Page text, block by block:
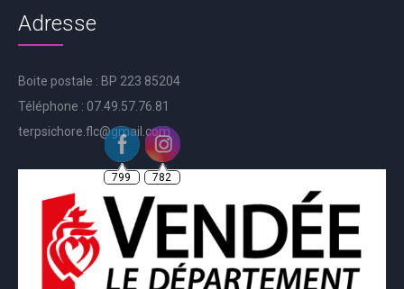
Adresse
Boite postale : BP 223 85204
Téléphone : 07.49.57.76.81
terpsichore.flc@gmail.com
799 782